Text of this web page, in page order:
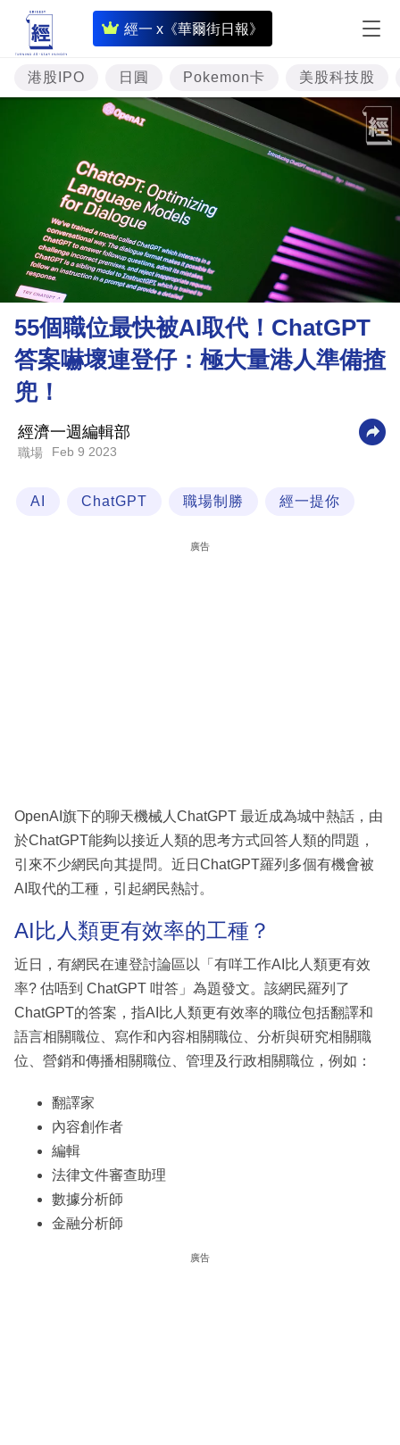
經一 x《華爾街日報》
即
時
財
經
投
資
樓
市
理
財
商
科
技
場
港股IPO 日圓 Pokemon卡 美股科技股
55個職位最快被AI取代！ChatGPT
答案嚇壞連登仔：極大量港人準備揸
兜！
經濟一週編輯部
職場 Feb 9 2023
AI ChatGPT 職場制勝 經一提你
廣告
OpenAI旗下的聊天機械人ChatGPT 最近成為城中熱話，由
於ChatGPT能夠以接近人類的思考方式回答人類的問題，
引來不少網民向其提問。近日ChatGPT羅列多個有機會被
AI取代的工種，引起網民熱討。
AI比人類更有效率的工種？
近日，有網民在連登討論區以「有咩工作AI比人類更有效
率? 估唔到 ChatGPT 咁答」為題發文。該網民羅列了
ChatGPT的答案，指AI比人類更有效率的職位包括翻譯和
語言相關職位、寫作和內容相關職位、分析與研究相關職
位、營銷和傳播相關職位、管理及行政相關職位，例如：
翻譯家
內容創作者
編輯
法律文件審查助理
數據分析師
金融分析師
廣告